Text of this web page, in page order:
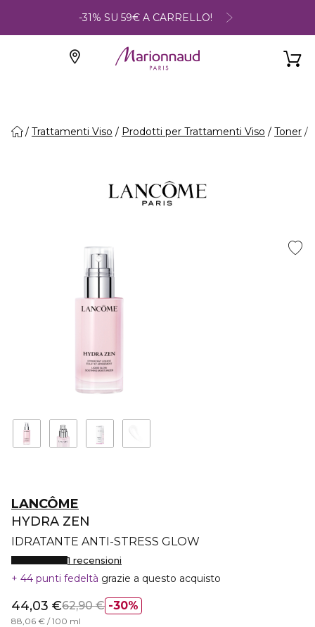
-31% SU 59€ A CARRELLO!
Trattamenti Viso Prodotti per Trattamenti Viso Toner
LANCÔME
HYDRA ZEN
IDRATANTE ANTI-STRESS GLOW
1 recensioni
44 punti fedeltà grazie a questo acquisto
30%
44,03 €62,90 €
88,06 € / 100 ml